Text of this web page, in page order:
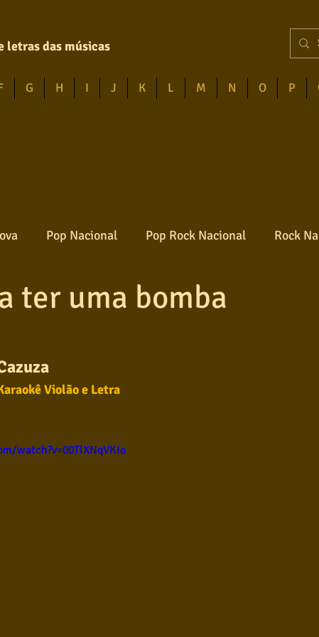
letras das músicas
G H I J K L M N O P
Pop Nacional Pop Rock Nacional Rock
Reggae Jazz Jovem guarda
ter uma bomba
Violão e Letra
watch?v=00TlXNqVKIo